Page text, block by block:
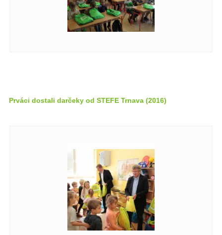
Prváci dostali darčeky od STEFE Trnava (2016)